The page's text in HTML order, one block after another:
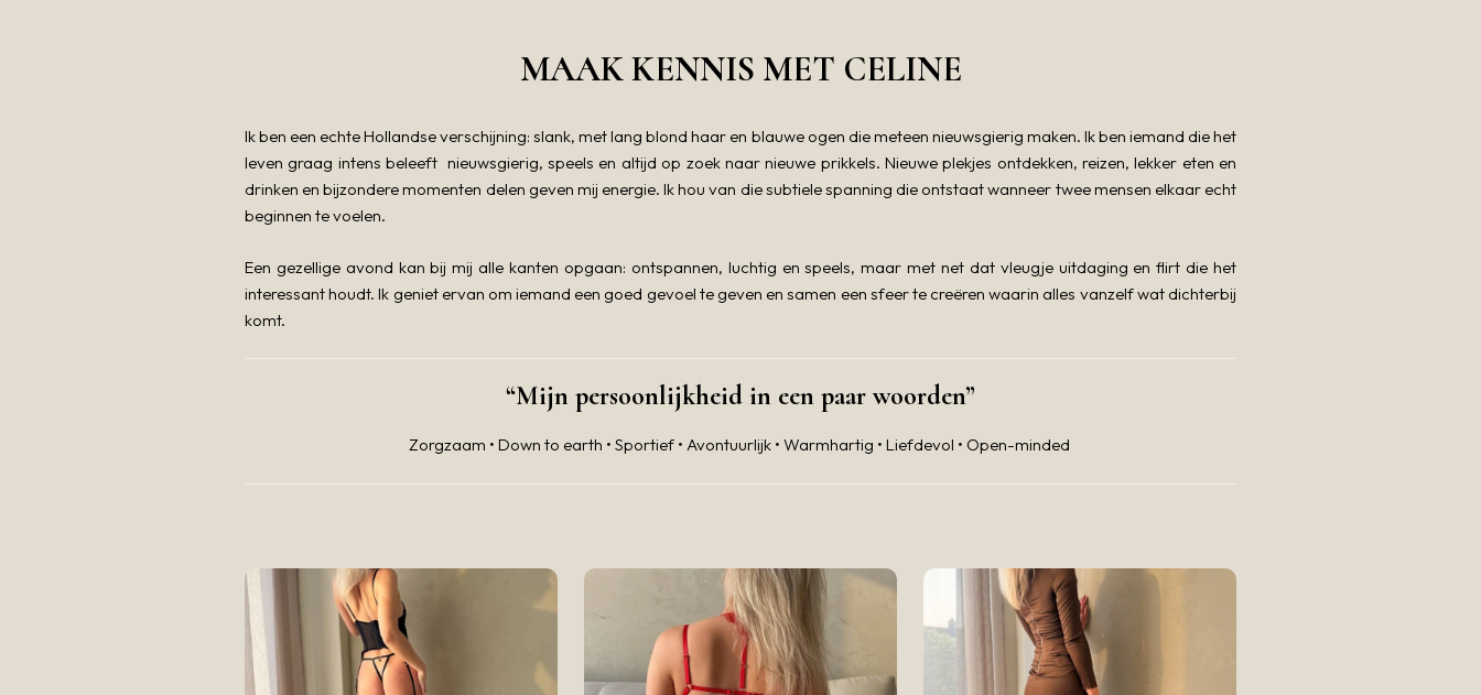
MAAK KENNIS MET CELINE
Ik ben een echte Hollandse verschijning: slank, met lang blond haar en blauwe ogen die meteen nieuwsgierig maken. Ik ben iemand die het
leven graag intens beleeft nieuwsgierig, speels en altijd op zoek naar nieuwe prikkels. Nieuwe plekjes ontdekken, reizen, lekker eten en
drinken en bijzondere momenten delen geven mij energie. Ik hou van die subtiele spanning die ontstaat wanneer twee mensen elkaar echt
beginnen te voelen.
Een gezellige avond kan bij mij alle kanten opgaan: ontspannen, luchtig en speels, maar met net dat vleugje uitdaging en flirt die het
interessant houdt. Ik geniet ervan om iemand een goed gevoel te geven en samen een sfeer te creëren waarin alles vanzelf wat dichterbij
komt.
“Mijn persoonlijkheid in een paar woorden”
Zorgzaam • Down to earth • Sportief • Avontuurlijk • Warmhartig • Liefdevol • Open-minded